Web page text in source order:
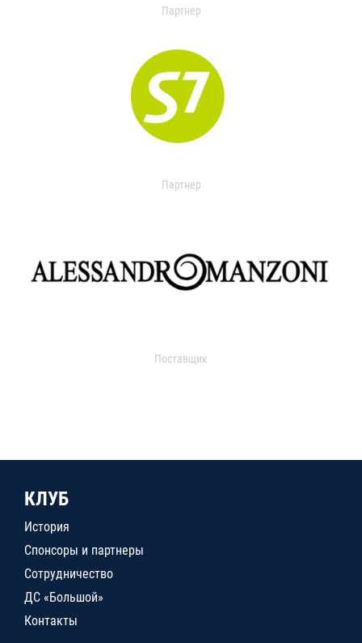
Партнер
Партнер
Поставщик
КЛУБ
История
Спонсоры и партнеры
Сотрудничество
ДС «Большой»
Контакты